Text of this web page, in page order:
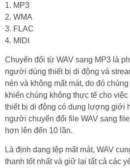
1. MP3
2. WMA
3. FLAC
4. MIDI
Chuyển đổi từ WAV sang MP3 là
người dùng thiết bị di động và
nén và không mất mát, do đó
khiến chúng không thực tế cho
thiết bị di động có dung lượng giới
người chuyển đổi file WAV sang
hơn lên đến 10 lần.
Là định dạng tệp mất mát, WAV
thanh tốt nhất và giữ lại tất cả các